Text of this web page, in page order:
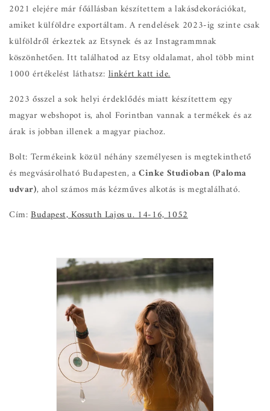
2021 elejére már főállásban készítettem a lakásdekorációkat,
amiket külföldre exportáltam. A rendelések 2023-ig szinte csak
külföldről érkeztek az Etsynek és az Instagrammnak
köszönhetően. Itt találhatod az Etsy oldalamat, ahol több mint
1000 értékelést láthatsz:linkért katt ide.
2023 ősszel a sok helyi érdeklődés miatt készítettem egy
magyar webshopot is, ahol Forintban vannak a termékek és az
árak is jobban illenek a magyar piachoz.
Bolt: Termékeink közül néhány személyesen is megtekinthető
és megvásárolható Budapesten, aCinke Studioban (Paloma
udvar), ahol számos más kézműves alkotás is megtalálható.
Cím:Budapest, Kossuth Lajos u. 14-16, 1052